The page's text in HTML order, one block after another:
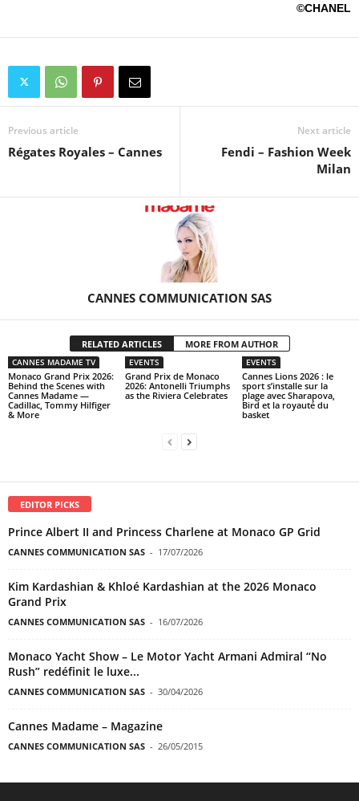
©CHANEL
Previous article
Régates Royales – Cannes
Next article
Fendi – Fashion Week
Milan
CANNES COMMUNICATION SAS
RELATED ARTICLES MORE FROM AUTHOR
CANNES MADAME TV
Monaco Grand Prix 2026:
Behind the Scenes with
Cannes Madame —
Cadillac, Tommy Hilfiger
& More
EVENTS
Grand Prix de Monaco
2026: Antonelli Triumphs
as the Riviera Celebrates
EVENTS
Cannes Lions 2026 : le
sport s’installe sur la
plage avec Sharapova,
Bird et la royauté du
basket
EDITOR PICKS
Prince Albert II and Princess Charlene at Monaco GP Grid
CANNES COMMUNICATION SAS - 17/07/2026
Kim Kardashian & Khloé Kardashian at the 2026 Monaco
Grand Prix
CANNES COMMUNICATION SAS - 16/07/2026
Monaco Yacht Show – Le Motor Yacht Armani Admiral “No
Rush” redéfinit le luxe...
CANNES COMMUNICATION SAS - 30/04/2026
Cannes Madame – Magazine
CANNES COMMUNICATION SAS - 26/05/2015